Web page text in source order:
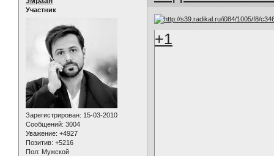
Участник
Зарегистрирован: 15-03-2010
Сообщений: 3004
Уважение: +4927
Позитив: +5216
Пол: Мужской
+1